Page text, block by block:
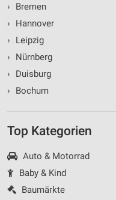
›
Bremen
›
Hannover
›
Leipzig
›
Nürnberg
›
Duisburg
›
Bochum
Top Kategorien
Auto & Motorrad
Baby & Kind
Baumärkte